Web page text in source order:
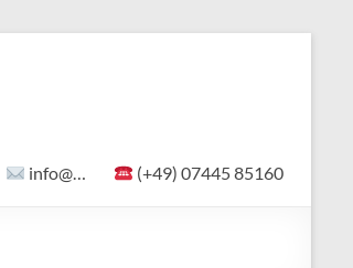
info@… (+49) 07445 85160